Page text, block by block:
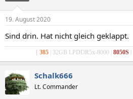
e
:
19. August 2020
Sind drin. Hat nicht gleich geklappt.
[ 385 | 32GB LPDDR5x-8000 | 8050S
Schalk666
Lt. Commander